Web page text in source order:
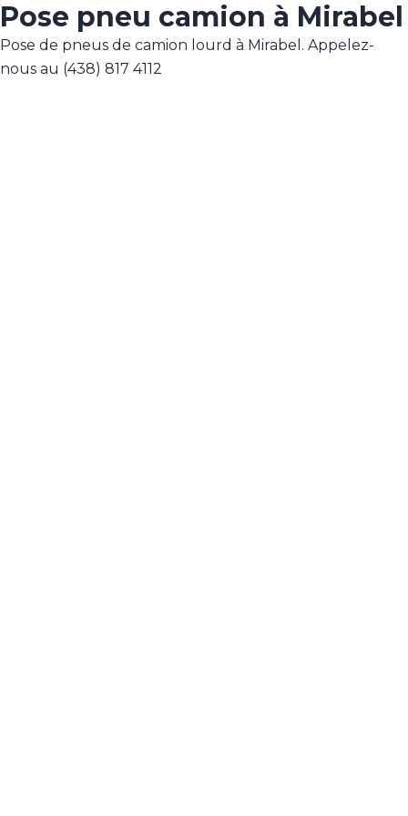
Pose pneu camion à Mirabel
Pose de pneus de camion lourd à Mirabel. Appelez-
nous au (438) 817 4112